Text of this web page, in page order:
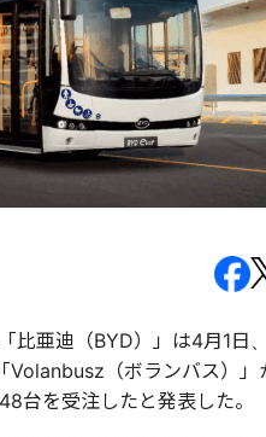
比亜迪（BYD）」は4月1日
Volanbusz（ボランバス）」
台を受注したと発表した。